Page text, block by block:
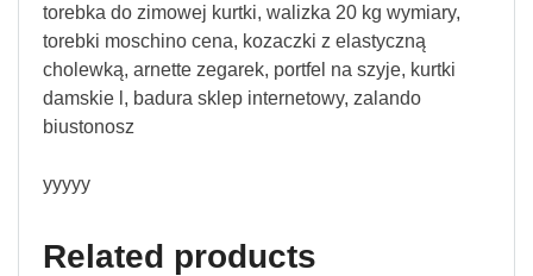
torebka do zimowej kurtki, walizka 20 kg wymiary,
torebki moschino cena, kozaczki z elastyczną
cholewką, arnette zegarek, portfel na szyje, kurtki
damskie l, badura sklep internetowy, zalando
biustonosz
yyyyy
Related products